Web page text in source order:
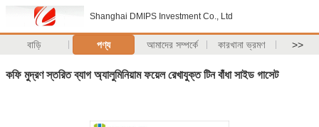
Shanghai DMIPS Investment Co., Ltd
বাড়ি পণ্য আমাদের সম্পর্কে কারখানা ভ্রমণ >>
কফি মুদ্রণ স্তরিত ব্যাগ অ্যালুমিনিয়াম ফয়েল রেখাযুক্ত টিন বাঁধা সাইড গাসেট